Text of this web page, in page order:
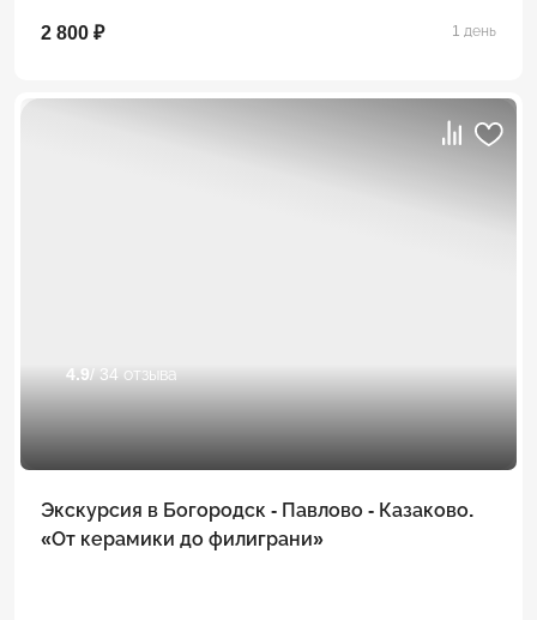
2 800 ₽ 1 день
4.9 / 34 отзыва
Экскурсия в Богородск - Павлово - Казаково.
«От керамики до филиграни»